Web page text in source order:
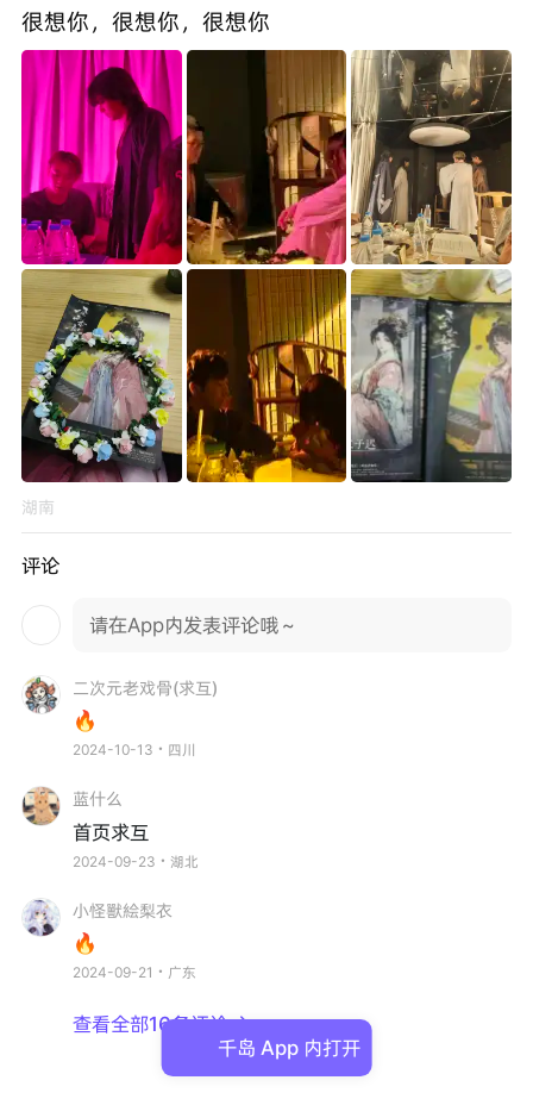
很想你，很想你，很想你
湖南
评论
请在App内发表评论哦～
二次元老戏骨(求互)
🔥
2024-10-13・四川
蓝什么
首页求互
2024-09-23・湖北
小怪獸絵梨衣
🔥
2024-09-21・广东
查看全部16条评论 
千岛 App 内打开